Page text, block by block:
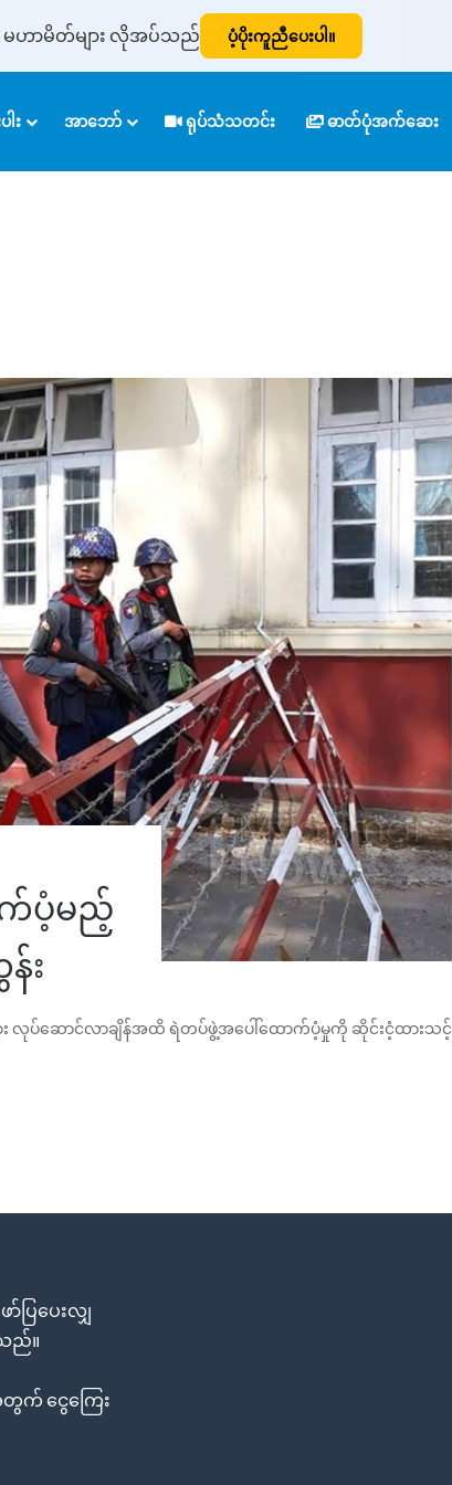
မဟာမိတ်များ လိုအပ်သည် ပံ့ပိုးကူညီပေးပါ။
ါး အာဘော် ရုပ်သံသတင်း ဓာတ်ပုံအက်ဆေး
က်ပံ့မည့်
း
ား လုပ်ဆောင်လာချိန်အထိ ရဲတပ်ဖွဲ့အပေါ်ထောက်ပံ့မှုကို ဆိုင်းငံ့ထားသင့်
ပြပေးလျှ
ည်။
က် ငွေကြေး